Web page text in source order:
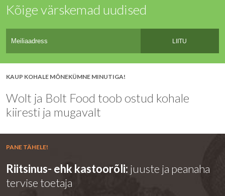
Kõige värskemad uudised
LIITU
KAUP KOHALE MÕNEKÜMNE MINUTIGA!
Wolt ja Bolt Food toob ostud kohale
kiiresti ja mugavalt
PANE TÄHELE!
Riitsinus- ehk kastoorõli: juuste ja peanaha
tervise toetaja